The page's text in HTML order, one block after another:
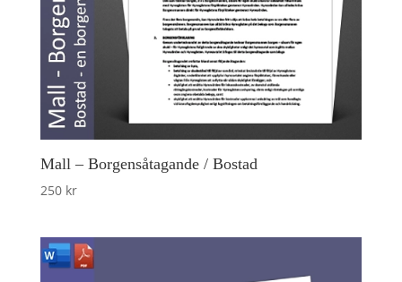
Mall – Borgensåtagande / Bostad
250 kr